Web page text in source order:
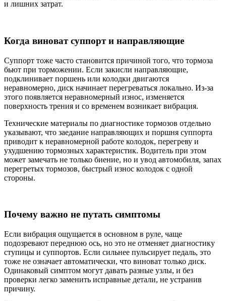
и лишних затрат.
Когда виноват суппорт и направляющие
Суппорт тоже часто становится причиной того, что тормоза
бьют при торможении. Если закисли направляющие,
подклинивает поршень или колодки двигаются
неравномерно, диск начинает перегреваться локально. Из-за
этого появляется неравномерный износ, изменяется
поверхность трения и со временем возникает вибрация.
Технические материалы по диагностике тормозов отдельно
указывают, что заедание направляющих и поршня суппорта
приводит к неравномерной работе колодок, перегреву и
ухудшению тормозных характеристик. Водитель при этом
может замечать не только биение, но и увод автомобиля, запах
перегретых тормозов, быстрый износ колодок с одной
стороны.
Почему важно не путать симптомы
Если вибрация ощущается в основном в руле, чаще
подозревают переднюю ось, но это не отменяет диагностику
ступицы и суппортов. Если сильнее пульсирует педаль, это
тоже не означает автоматически, что виноват только диск.
Одинаковый симптом могут давать разные узлы, и без
проверки легко заменить исправные детали, не устранив
причину.